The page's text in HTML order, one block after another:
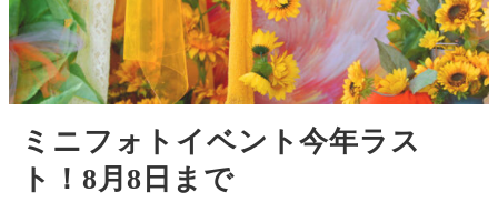
ミニフォトイベント今年ラス
ト！8月8日まで